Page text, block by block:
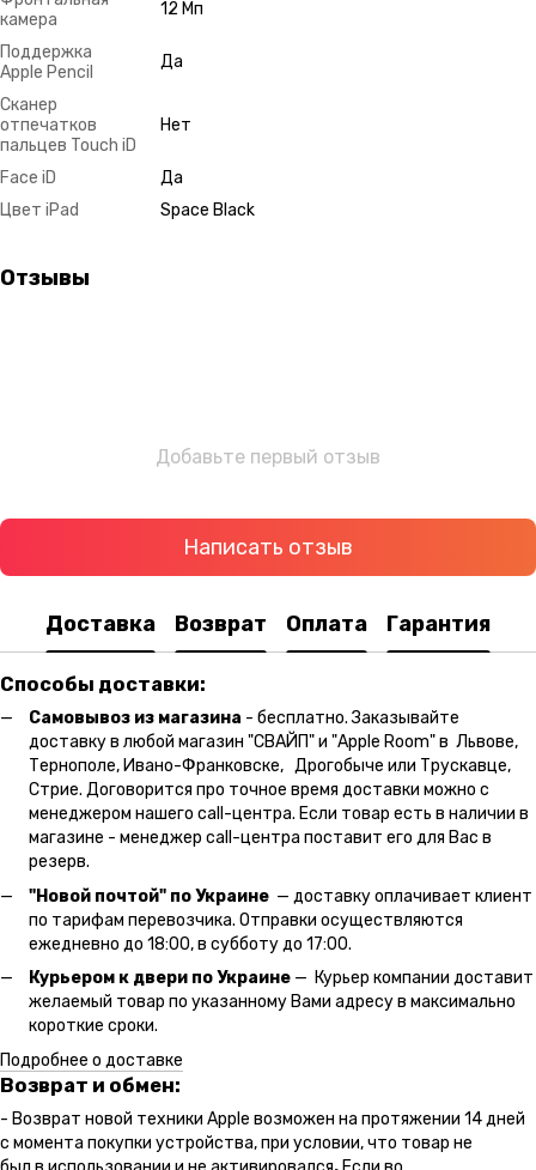
камера
12 Мп
Поддержка
Apple Pencil
Да
Сканер
отпечатков
пальцев Touch iD
Нет
Face iD
Да
Цвет iPad
Space Black
Отзывы
Добавьте первый отзыв
Написать отзыв
Доставка Возврат Оплата Гарантия
Способы доставки:
Самовывоз из магазина - бесплатно. Заказывайте
доставку в любой магазин "СВАЙП" и "Apple Room" в Львове,
Тернополе, Ивано-Франковске, Дрогобыче или Трускавце,
Стрие. Договорится про точное время доставки можно с
менеджером нашего call-центра. Если товар есть в наличии в
магазине - менеджер call-центра поставит его для Вас в
резерв.
"Новой почтой" по Украине — доставку оплачивает клиент
по тарифам перевозчика. Отправки осуществляются
ежедневно до 18:00, в субботу до 17:00.
Курьером к двери по Украине — Курьер компании доставит
желаемый товар по указанному Вами адресу в максимально
короткие сроки.
Подробнее о доставке
Возврат и обмен:
- Возврат новой техники Apple возможен на протяжении 14 дней
с момента покупки устройства, при условии, что товар не